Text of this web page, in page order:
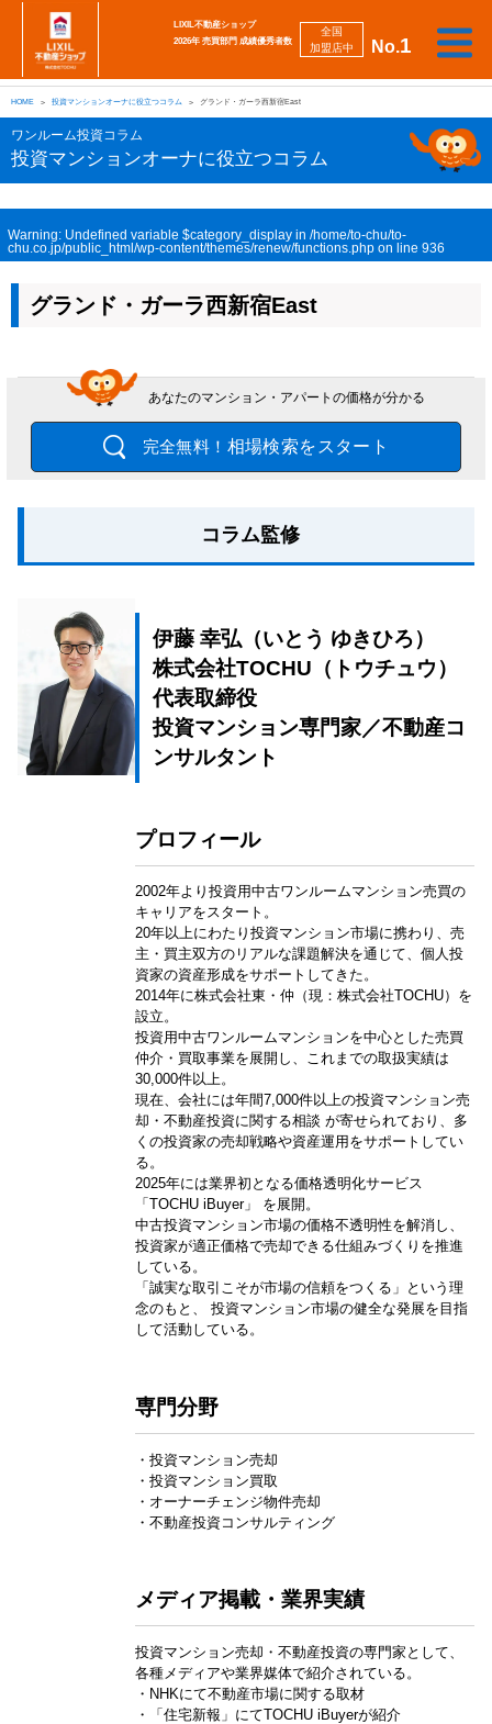
No.1
全国
加盟店中
LIXIL不動産ショップ
2026年 売買部門 成績優秀者数
売
り
た
い
買
い
た
い
相
談
し
た
い
勉
強
し
た
い
強
み
会
社
案
採
用
情
自動
査定
HOME 投資マンションオーナに役立つコラム グランド・ガーラ西新宿East
ワンルーム投資コラム
投資マンションオーナに役立つコラム
Warning: Undefined variable $category_display in /home/to-chu/to-
chu.co.jp/public_html/wp-content/themes/renew/functions.php on line 936
グランド・ガーラ西新宿East
あなたのマンション・アパートの価格が分かる
完全無料！ 相場検索をスタート
コラム監修
伊藤 幸弘（いとう ゆきひろ）
株式会社TOCHU（トウチュウ）
代表取締役
投資マンション専門家／不動産コ
ンサルタント
プロフィール
2002年より投資用中古ワンルームマンション売買の
キャリアをスタート。
20年以上にわたり投資マンション市場に携わり、売
主・買主双方のリアルな課題解決を通じて、個人投
資家の資産形成をサポートしてきた。
2014年に株式会社東・仲（現：株式会社TOCHU）を
設立。
投資用中古ワンルームマンションを中心とした売買
仲介・買取事業を展開し、これまでの取扱実績は
30,000件以上。
現在、会社には年間7,000件以上の投資マンション売
却・不動産投資に関する相談 が寄せられており、多
くの投資家の売却戦略や資産運用をサポートしてい
る。
2025年には業界初となる価格透明化サービス
「TOCHU iBuyer」 を展開。
中古投資マンション市場の価格不透明性を解消し、
投資家が適正価格で売却できる仕組みづくりを推進
している。
「誠実な取引こそが市場の信頼をつくる」という理
念のもと、 投資マンション市場の健全な発展を目指
して活動している。
専門分野
・投資マンション売却
・投資マンション買取
・オーナーチェンジ物件売却
・不動産投資コンサルティング
メディア掲載・業界実績
投資マンション売却・不動産投資の専門家として、
各種メディアや業界媒体で紹介されている。
・NHKにて不動産市場に関する取材
・「住宅新報」にてTOCHU iBuyerが紹介